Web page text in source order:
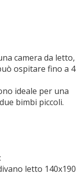
camera da letto,
ospitare fino a 4
ideale per una
bimbi piccoli.
:
letto 140x190